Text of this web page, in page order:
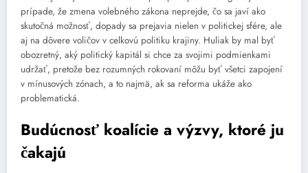
prípade, že zmena volebného zákona neprejde, čo sa javí ako
skutočná možnosť, dopady sa prejavia nielen v politickej sfére, ale
aj na dôvere voličov v celkovú politiku krajiny. Huliak by mal byť
obozretný, aký politický kapitál si chce za svojimi podmienkami
udržať, pretože bez rozumných rokovaní môžu byť všetci zapojení
v mínusových zónach, a to najmä, ak sa reforma ukáže ako
problematická.
Budúcnosť koalície a výzvy, ktoré ju
čakajú